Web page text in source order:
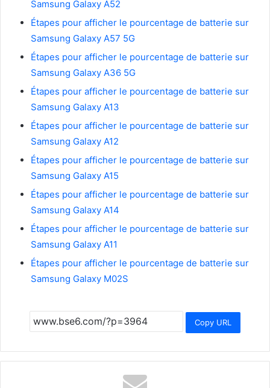
Samsung Galaxy A52
Étapes pour afficher le pourcentage de batterie sur
Samsung Galaxy A57 5G
Étapes pour afficher le pourcentage de batterie sur
Samsung Galaxy A36 5G
Étapes pour afficher le pourcentage de batterie sur
Samsung Galaxy A13
Étapes pour afficher le pourcentage de batterie sur
Samsung Galaxy A12
Étapes pour afficher le pourcentage de batterie sur
Samsung Galaxy A15
Étapes pour afficher le pourcentage de batterie sur
Samsung Galaxy A14
Étapes pour afficher le pourcentage de batterie sur
Samsung Galaxy A11
Étapes pour afficher le pourcentage de batterie sur
Samsung Galaxy M02S
Copy URL